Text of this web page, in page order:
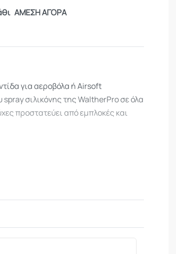
ΑΜΕΣΗ ΑΓΟΡΑ
για αεροβόλα ή Airsoft
σιλικόνης της WaltherPro σε όλα
προστατεύει από εμπλοκές και